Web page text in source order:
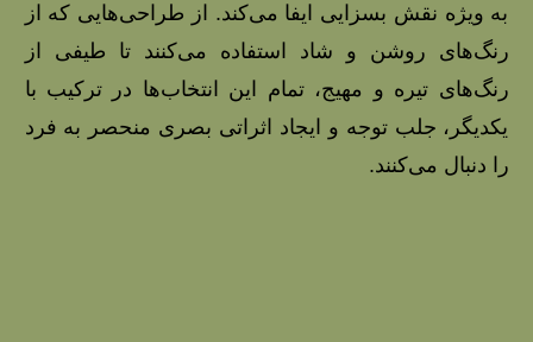
به ویژه نقش بسزایی ایفا می‌کند. از طراحی‌هایی که از
رنگ‌های روشن و شاد استفاده می‌کنند تا طیفی از
رنگ‌های تیره و مهیج، تمام این انتخاب‌ها در ترکیب با
یکدیگر، جلب توجه و ایجاد اثراتی بصری منحصر به فرد
را دنبال می‌کنند.